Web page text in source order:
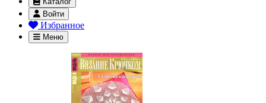
Войти
Избранное
Меню